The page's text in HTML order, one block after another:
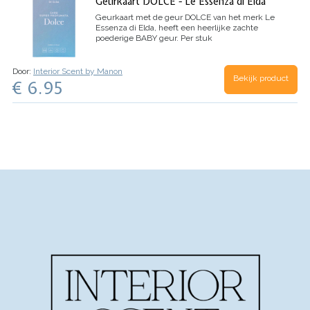
Geurkaart met de geur DOLCE van het merk Le
Essenza di Elda, heeft een heerlijke zachte
poederige BABY geur. Per stuk
Door: Interior Scent by Manon
€ 6.95 Bekijk product